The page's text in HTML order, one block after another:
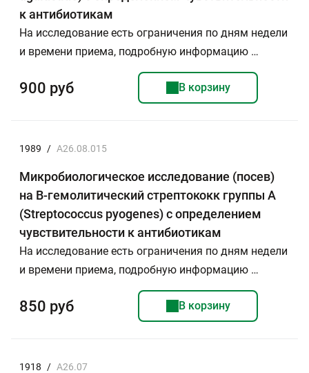
к антибиотикам
На исследование есть ограничения по дням недели
и времени приема, подробную информацию …
900 руб В корзину
1989 / A26.08.015
Микробиологическое исследование (посев)
на B-гемолитический стрептококк группы А
(Streptococcus pyogenes) с определением
чувствительности к антибиотикам
На исследование есть ограничения по дням недели
и времени приема, подробную информацию …
850 руб В корзину
1918 / А26.07